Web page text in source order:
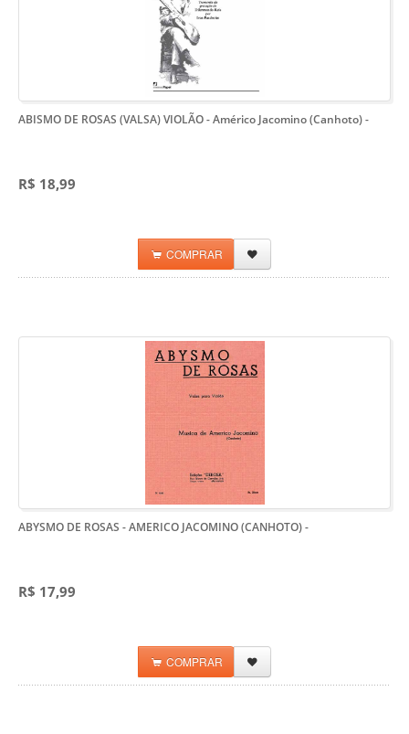
ABISMO DE ROSAS (VALSA) VIOLÃO - Américo Jacomino (Canhoto)-
R$ 18,99
COMPRAR
ABYSMO DE ROSAS - AMERICO JACOMINO (CANHOTO)-
R$ 17,99
COMPRAR